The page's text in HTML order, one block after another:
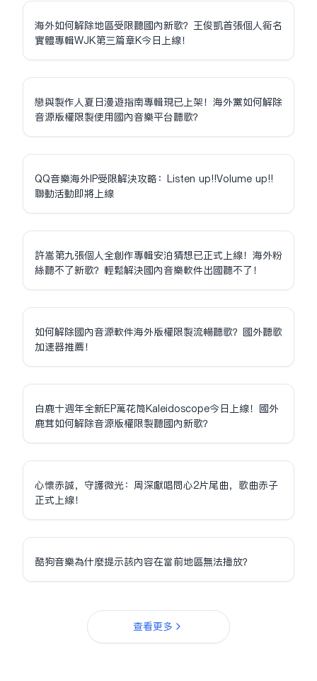
海外如何解除地區受限聽國內新歌？王俊凱首張個人同名
實體專輯WJK第三篇章K今日上線！
戀與製作人夏日漫遊指南專輯現已上架！海外黨如何解除
音源版權限制使用國內音樂平台聽歌？
QQ音樂海外IP受限解決攻略：Listen up!!Volume up!!
聯動活動即將上線
許嵩第九張個人全創作專輯安泊猜想已正式上線！海外粉
絲聽不了新歌？輕鬆解決國內音樂軟件出國聽不了！
如何解除國內音源軟件海外版權限制流暢聽歌？國外聽歌
加速器推薦！
白鹿十週年全新EP萬花筒Kaleidoscope今日上線！國外
鹿茸如何解除音源版權限制聽國內新歌？
心懷赤誠，守護微光：周深獻唱問心2片尾曲，歌曲赤子
正式上線！
酷狗音樂為什麼提示該內容在當前地區無法播放？
查看更多